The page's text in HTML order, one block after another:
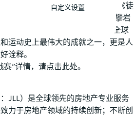
岩”在中国的电影商务合作伙伴。《徒
亚历克斯·霍诺德徒手挑战登顶“攀岩
园酋长岩的全过程。此事曾震惊全球
运动史上最伟大的成就之一，更是人
诠释。
”详情，请点击此处。
JLL）是全球领先的房地产专业服务
力于房地产领域的持续创新；不断创
自定义设置